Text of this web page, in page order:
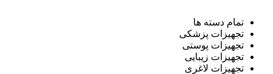
تمام دسته ها
تجهیزات پزشکی
تجهیزات پوستی
تجهیزات زیبایی
تجهیزات لاغری